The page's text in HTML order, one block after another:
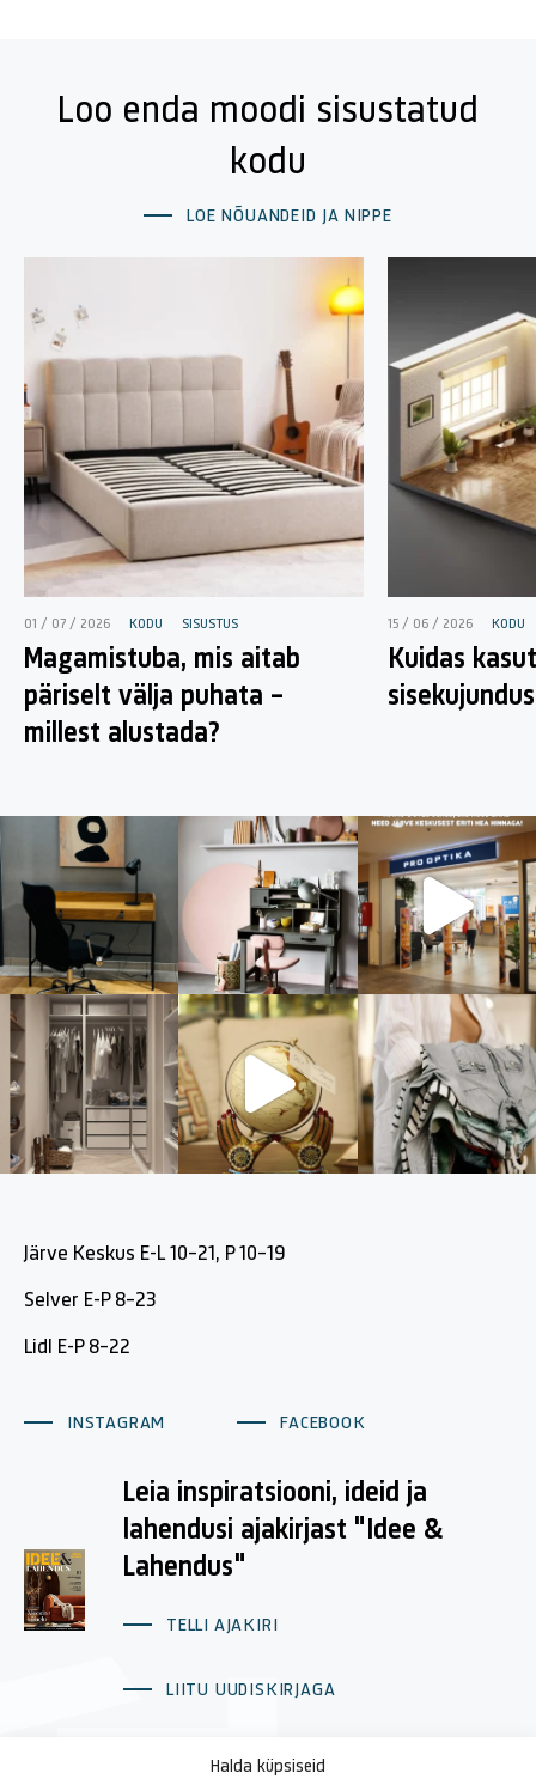
Halda küpsiseid
Loo enda moodi sisustatud
kodu
LOE NÕUANDEID JA NIPPE
01 / 07 / 2026 KODU SISUSTUS
Magamistuba, mis aitab
päriselt välja puhata –
millest alustada?
15 / 06 / 2026 KODU
Kuidas
Järve Keskus E-L 10-21, P 10-19
Selver E-P 8-23
Lidl E-P 8-22
INSTAGRAM FACEBOOK
Leia inspiratsiooni, ideid ja
lahendusi ajakirjast "Idee &
Lahendus"
TELLI AJAKIRI
LIITU UUDISKIRJAGA
Reklaam Järve Keskuses